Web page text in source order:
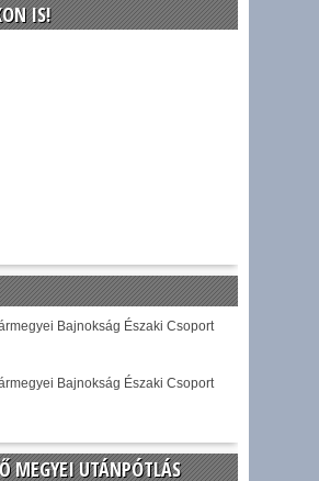
IS!
Bajnokság Északi Csoport
Bajnokság Északi Csoport
MEGYEI UTÁNPÓTLÁS